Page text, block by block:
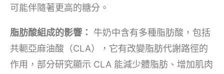
可能伴隨著更高的糖分。
脂肪酸組成的影響：
牛奶中含有多種脂肪酸，包括
共軛亞麻油酸（CLA），它有改變脂肪代謝路徑的
作用，部分研究顯示 CLA 能減少體脂肪、增加肌肉